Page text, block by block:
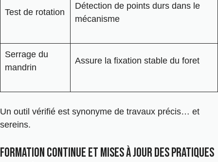
Test de rotation
Détection de points durs dans le
mécanisme
Serrage du
mandrin
Assure la fixation stable du foret
Un outil vérifié est synonyme de travaux précis… et
sereins.
Formation continue et mises à jour des pratiques